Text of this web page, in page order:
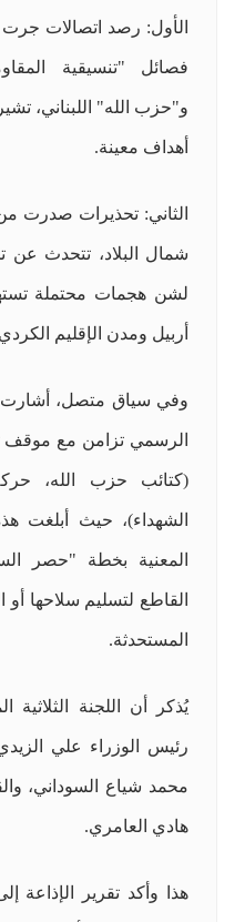
الأول: رصد اتصالات
فصائل "تنسيقية
و"حزب الله" اللبناني،
أهداف معينة.
الثاني: تحذيرات صدرت
شمال البلاد، تتحدث عن
لشن هجمات محتملة
أربيل ومدن الإقليم
وفي سياق متصل، أشارت
الرسمي تزامن مع موقف
(كتائب حزب الله،
الشهداء)، حيث أبلغت
المعنية بخطة "حصر
القاطع لتسليم سلاحها أو
المستحدثة.
يُذكر أن اللجنة
رئيس الوزراء علي
محمد شياع السوداني،
هادي العامري.
هذا وأكد تقرير الإذاعة